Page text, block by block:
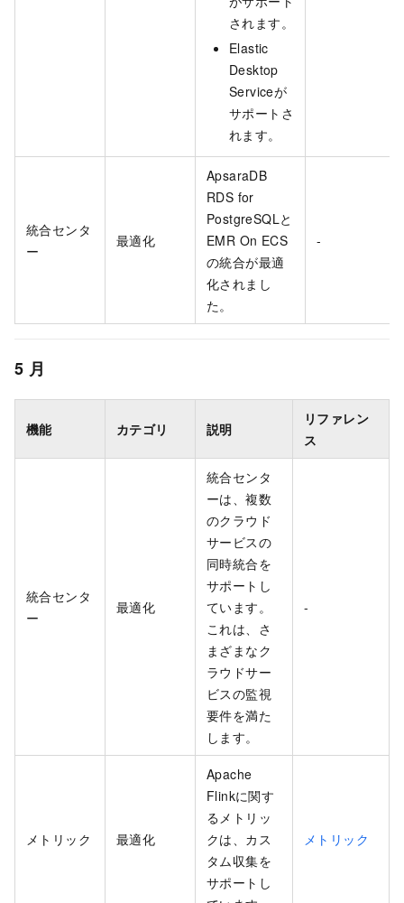
されます。
Elastic
Desktop
Serviceが
サポートさ
れます。
統合センタ
ー
最適化
ApsaraDB
RDS for
PostgreSQLと
EMR On ECS
の統合が最適
化されまし
た。
-
5 月
機能 カテゴリ 説明
リファレン
ス
統合センタ
ー
最適化
統合センタ
ーは、複数
のクラウド
サービスの
同時統合を
サポートし
ています。
これは、さ
まざまなク
ラウドサー
ビスの監視
要件を満た
します。
-
メトリック 最適化
Apache
Flinkに関す
るメトリッ
クは、カス
タム収集を
サポートし
メトリック